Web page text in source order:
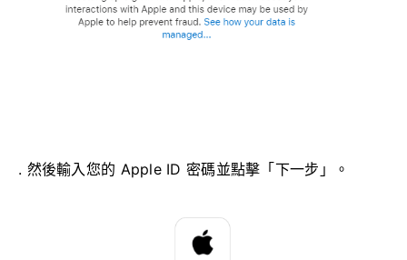
. 然後輸入您的 Apple ID 密碼並點擊「下一步」。